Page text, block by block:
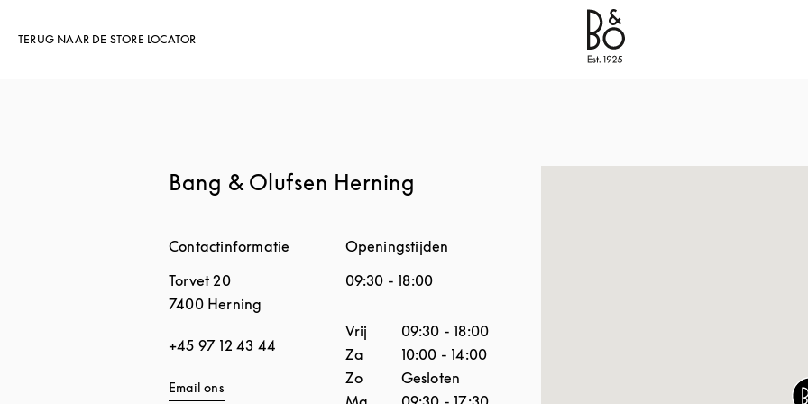
TERUG NAAR DE STORE LOCATOR
Bang & Olufsen - Exist to Create
Bang & Olufsen Herning
Contactinformatie
Torvet 20
7400 Herning
+45 97 12 43 44
Email ons
Openingstijden
09:30 - 18:00
Dag van de weekOpeningstijden
Vrij 09:30 - 18:00
Za
10:00 - 14:00
Zo
Gesloten